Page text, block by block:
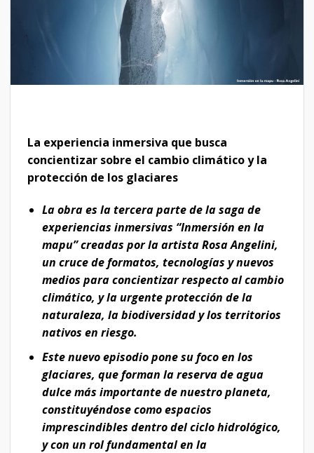
La experiencia inmersiva que busca
concientizar sobre el cambio climático y la
protección de los glaciares
La obra es la tercera parte de la saga de
experiencias inmersivas “Inmersión en la
mapu” creadas por la artista Rosa Angelini,
un cruce de formatos, tecnologías y nuevos
medios para concientizar respecto al cambio
climático, y la urgente protección de la
naturaleza, la biodiversidad y los territorios
nativos en riesgo.
Este nuevo episodio pone su foco en los
glaciares, que forman la reserva de agua
dulce más importante de nuestro planeta,
constituyéndose como espacios
imprescindibles dentro del ciclo hidrológico,
y con un rol fundamental en la